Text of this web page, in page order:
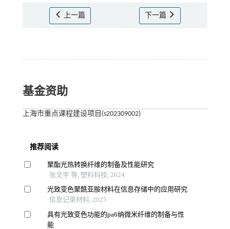
上一篇 下一篇
基金资助
上海市重点课程建设项目(s202309002)